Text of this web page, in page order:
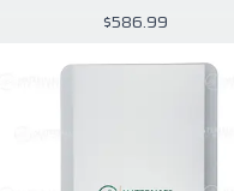
$586.99